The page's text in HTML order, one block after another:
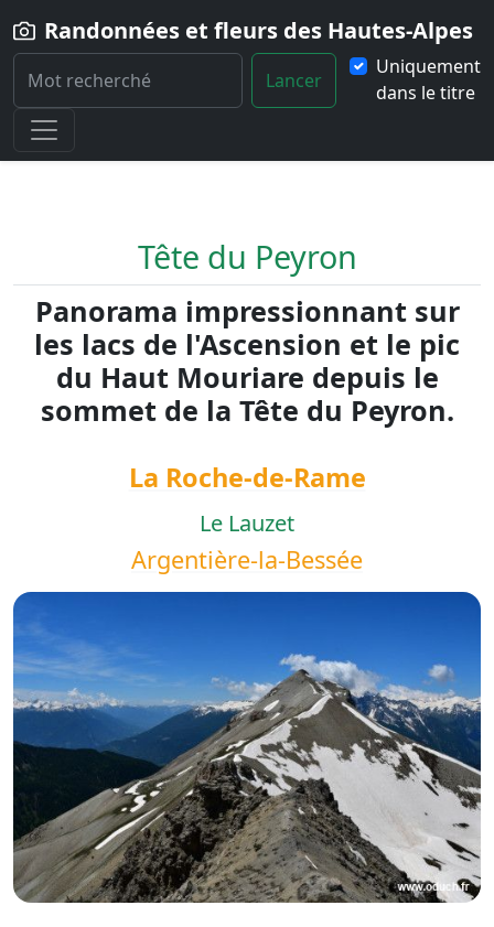
Randonnées et fleurs des Hautes-Alpes
Lancer
Uniquement
dans le titre
Home
Randonnée Tete-du-Peyron
Tête du Peyron
Panorama impressionnant sur
les lacs de l'Ascension et le pic
du Haut Mouriare depuis le
sommet de la Tête du Peyron.
La Roche-de-Rame
Le Lauzet
Argentière-la-Bessée